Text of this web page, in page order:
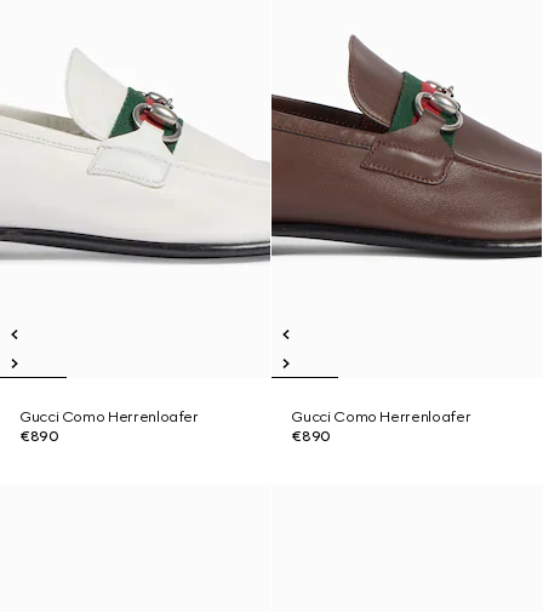
Gucci Como Herrenloafer
€890
Gucci Como Herrenloafer
€890